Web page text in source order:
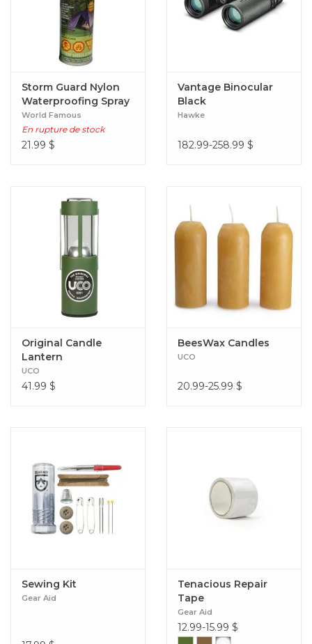
Storm Guard Nylon
Waterproofing Spray
World Famous
En rupture de stock
21.99 $
Vantage Binocular
Black
Hawke
182.99-258.99 $
Original Candle
Lantern
UCO
41.99 $
BeesWax Candles
UCO
20.99-25.99 $
Sewing Kit
Gear Aid
Tenacious Repair
Tape
Gear Aid
12.99-15.99 $